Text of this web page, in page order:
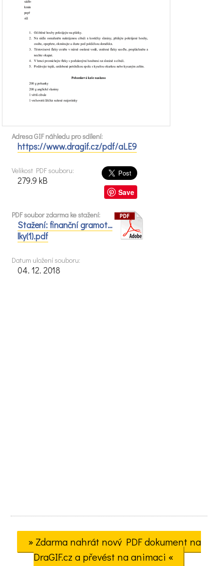
Adresa GIF náhledu pro sdílení:
https://www.dragif.cz/pdf/aLE9
Save
Velikost PDF souboru:
279.9 kB
PDF soubor zdarma ke stažení:
Stažení: finanční gramot…
lky(1).pdf
Datum uložení souboru:
04. 12. 2018
» Zdarma nahrát nový PDF dokument na
DraGIF.cz a převést na animaci «